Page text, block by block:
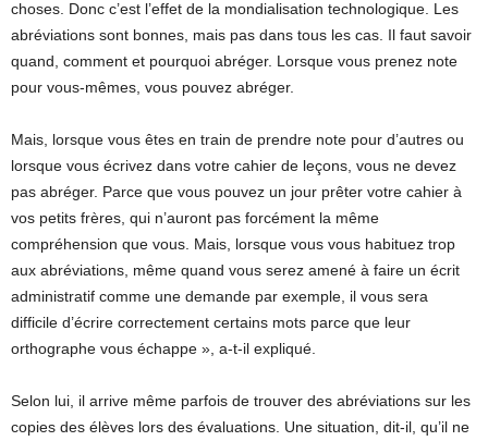
choses. Donc c’est l’effet de la mondialisation technologique. Les
abréviations sont bonnes, mais pas dans tous les cas. Il faut savoir
quand, comment et pourquoi abréger. Lorsque vous prenez note
pour vous-mêmes, vous pouvez abréger.
Mais, lorsque vous êtes en train de prendre note pour d’autres ou
lorsque vous écrivez dans votre cahier de leçons, vous ne devez
pas abréger. Parce que vous pouvez un jour prêter votre cahier à
vos petits frères, qui n’auront pas forcément la même
compréhension que vous. Mais, lorsque vous vous habituez trop
aux abréviations, même quand vous serez amené à faire un écrit
administratif comme une demande par exemple, il vous sera
difficile d’écrire correctement certains mots parce que leur
orthographe vous échappe », a-t-il expliqué.
Selon lui, il arrive même parfois de trouver des abréviations sur les
copies des élèves lors des évaluations. Une situation, dit-il, qu’il ne